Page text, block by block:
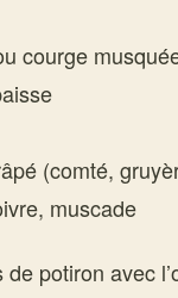
courge
(comté,
muscade
potiron avec